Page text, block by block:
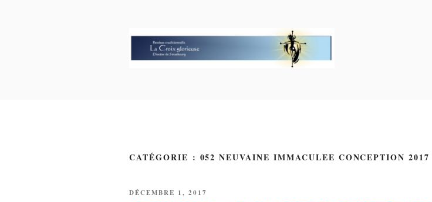
CATÉGORIE : 052 NEUVAINE IMMACULEE CONCEPTION 2017
PUBLIÉ
DÉCEMBRE 1, 2017